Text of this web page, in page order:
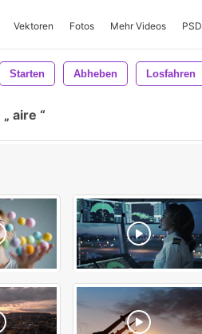
Vektoren Fotos Mehr Videos PSD
Starten Abheben Losfahren
aire